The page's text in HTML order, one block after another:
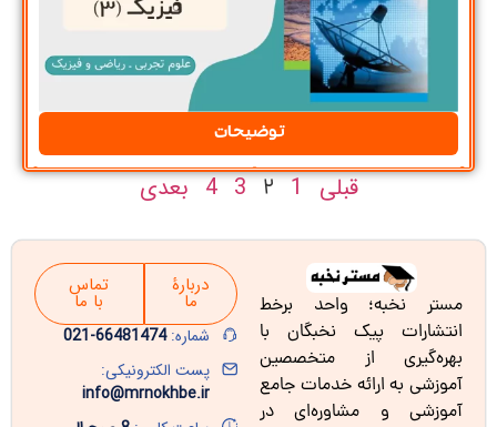
توضیحات
قبلی 1
2
3
4 بعدی
مستر نخبه؛ واحد برخط
انتشارات پیک نخبگان با
بهره‌گیری از متخصصین
آموزشی به ارائه خدمات جامع
آموزشی و مشاوره‌ای در
دربارۀ
ما
تماس
با ما
شماره:66481474-021
پست الکترونیکی:
info@mrnokhbe.ir